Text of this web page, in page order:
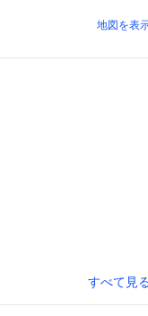
地図を表
すべて見